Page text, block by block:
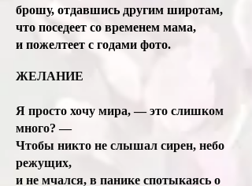
брошу, отдавшись другим широтам,
что поседеет со временем мама,
и пожелтеет с годами фото.
ЖЕЛАНИЕ
Я просто хочу мира, — это слишком
много? —
Чтобы никто не слышал сирен, небо
режущих,
и не мчался, в панике спотыкаясь о